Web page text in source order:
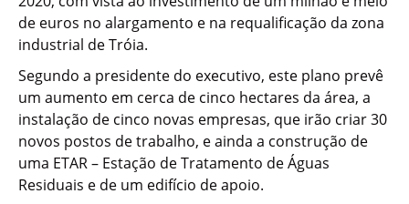
de euros no alargamento e na requalificação da zona
industrial de Tróia.
Segundo a presidente do executivo, este plano prevê
um aumento em cerca de cinco hectares da área, a
instalação de cinco novas empresas, que irão criar 30
novos postos de trabalho, e ainda a construção de
uma ETAR – Estação de Tratamento de Águas
Residuais e de um edifício de apoio.